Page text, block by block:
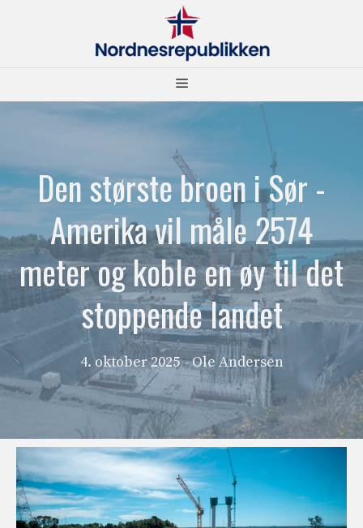
Meny
Den største broen i Sør -
Amerika vil måle 2574
meter og koble en øy til det
stoppende landet
4. oktober 2025 - Ole Andersen